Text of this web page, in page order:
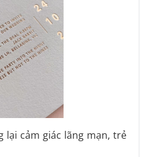
lại cảm giác lãng mạn, trẻ